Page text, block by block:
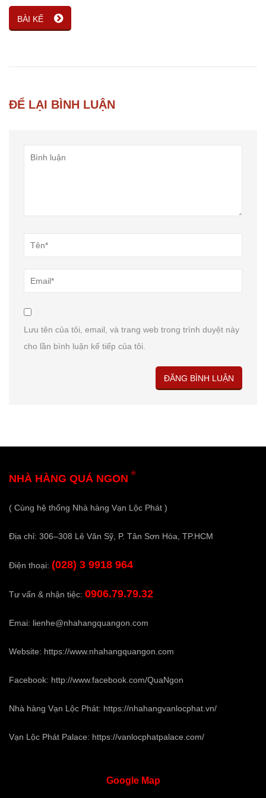
BÀI KẾ
ĐỂ LẠI BÌNH LUẬN
Lưu tên của tôi, email, và trang web trong trình duyệt này
cho lần bình luận kế tiếp của tôi.
NHÀ HÀNG QUÁ NGON ®
( Cùng hệ thống Nhà hàng Vạn Lộc Phát )
Địa chỉ: 306–308 Lê Văn Sỹ, P. Tân Sơn Hòa, TP.HCM
Điện thoại: (028) 3 9918 964
Tư vấn & nhận tiệc: 0906.79.79.32
Emai: lienhe@nhahangquangon.com
Website: https://www.nhahangquangon.com
Facebook: http://www.facebook.com/QuaNgon
Nhà hàng Vạn Lộc Phát: https://nhahangvanlocphat.vn/
Vạn Lộc Phát Palace: https://vanlocphatpalace.com/
GoogleMap